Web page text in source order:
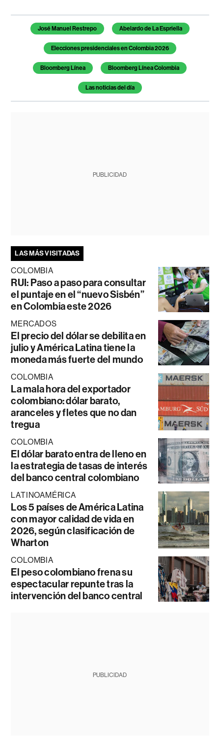
Temas de este artículo
José Manuel Restrepo Abelardo de La Espriella
Elecciones presidenciales en Colombia 2026
Bloomberg Línea Bloomberg Línea Colombia
Las noticias del día
PUBLICIDAD
LAS MÁS VISITADAS
COLOMBIA
RUI: Paso a paso para consultar
el puntaje en el “nuevo Sisbén”
en Colombia este 2026
MERCADOS
El precio del dólar se debilita en
julio y América Latina tiene la
moneda más fuerte del mundo
COLOMBIA
La mala hora del exportador
colombiano: dólar barato,
aranceles y fletes que no dan
tregua
COLOMBIA
El dólar barato entra de lleno en
la estrategia de tasas de interés
del banco central colombiano
LATINOAMÉRICA
Los 5 países de América Latina
con mayor calidad de vida en
2026, según clasificación de
Wharton
COLOMBIA
El peso colombiano frena su
espectacular repunte tras la
intervención del banco central
PUBLICIDAD